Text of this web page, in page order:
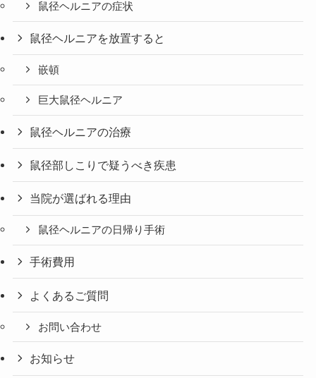
鼠径ヘルニアの症状
鼠径ヘルニアを放置すると
嵌頓
巨大鼠径ヘルニア
鼠径ヘルニアの治療
鼠径部しこりで疑うべき疾患
当院が選ばれる理由
鼠径ヘルニアの日帰り手術
手術費用
よくあるご質問
お問い合わせ
お知らせ